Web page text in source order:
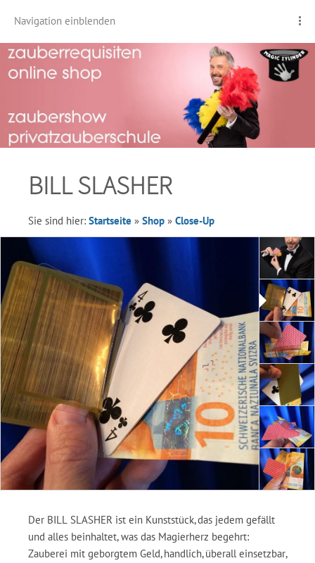
Navigation einblenden
BILL SLASHER
Sie sind hier: Startseite » Shop » Close-Up
Der BILL SLASHER ist ein Kunststück, das jedem gefällt
und alles beinhaltet, was das Magierherz begehrt:
Zauberei mit geborgtem Geld, handlich, überall einsetzbar,